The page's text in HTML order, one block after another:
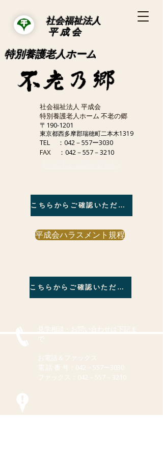
社会福祉法人 平成会
特別養護老人ホーム 不老の郷
〒190-1201
東京都西多摩郡瑞穂町二本木1319
TEL
：042－557ー3030
FAX
：042－557－3210
社会福祉法人
平 成 会
特別養護老人ホーム
こちらからご確認いただけます。
平成会ハラスメント規程
こちらからご確認いただけます。
見学相談・お問い合わせは下記ま
お電話＆ファックス
​電 話 番 号：042－557ー3030
ファックス：042－557－3210